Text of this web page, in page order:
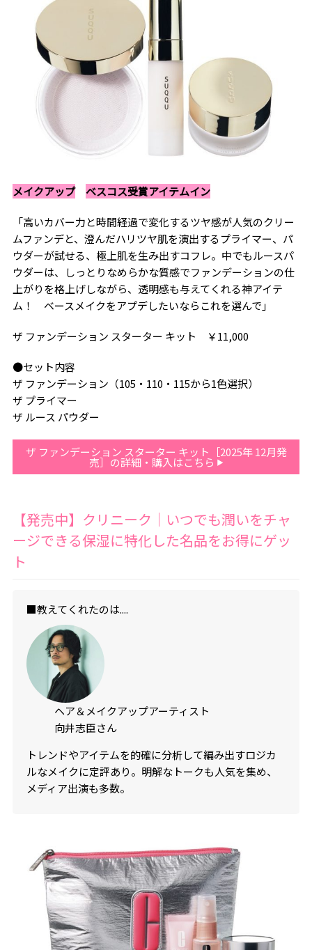
メイクアップ ベスコス受賞アイテムイン
「高いカバー力と時間経過で変化するツヤ感が人気のクリー
ムファンデと、澄んだハリツヤ肌を演出するプライマー、パ
ウダーが試せる、極上肌を生み出すコフレ。中でもルースパ
ウダーは、しっとりなめらかな質感でファンデーションの仕
上がりを格上げしながら、透明感も与えてくれる神アイテ
ム！ ベースメイクをアプデしたいならこれを選んで」
ザ ファンデーション スターター キット ￥11,000
●セット内容
ザ ファンデーション（105・110・115から1色選択）
ザ プライマー
ザ ルース パウダー
ザ ファンデーション スターター キット［2025年 12月発
売］の詳細・購入はこちら
【発売中】クリニーク｜いつでも潤いをチャ
ージできる保湿に特化した名品をお得にゲッ
ト
■教えてくれたのは....
ヘア＆メイクアップアーティスト
向井志臣さん
トレンドやアイテムを的確に分析して編み出すロジカ
ルなメイクに定評あり。明解なトークも人気を集め、
メディア出演も多数。